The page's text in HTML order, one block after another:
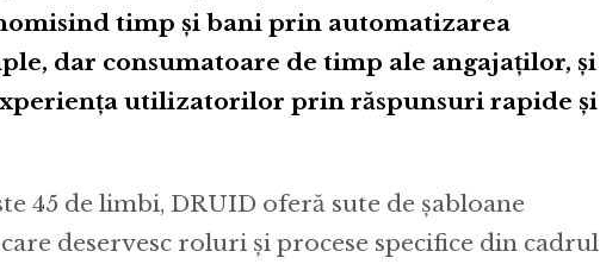
timp și bani prin automatizarea
dar consumatoare de timp ale angajaţilor, și
utilizatorilor prin răspunsuri rapide şi
45 de limbi, DRUID oferă sute de șabloane
deservesc roluri și procese specifice din cadrul